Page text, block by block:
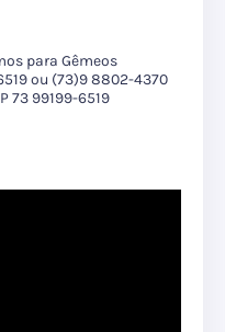
para Gêmeos
ou (73)9 8802-4370
73 99199-6519